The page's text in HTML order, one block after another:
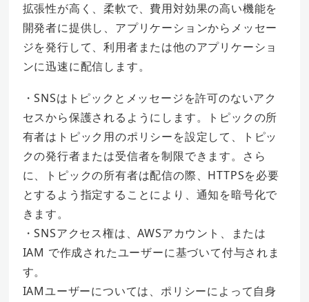
拡張性が高く、柔軟で、費用対効果の高い機能を
開発者に提供し、アプリケーションからメッセー
ジを発行して、利用者または他のアプリケーショ
ンに迅速に配信します。
・SNSはトピックとメッセージを許可のないアク
セスから保護されるようにします。トピックの所
有者はトピック用のポリシーを設定して、トピッ
クの発行者または受信者を制限できます。さら
に、トピックの所有者は配信の際、HTTPSを必要
とするよう指定することにより、通知を暗号化で
きます。
・SNSアクセス権は、AWSアカウント、または
IAM で作成されたユーザーに基づいて付与されま
す。
IAMユーザーについては、ポリシーによって自身